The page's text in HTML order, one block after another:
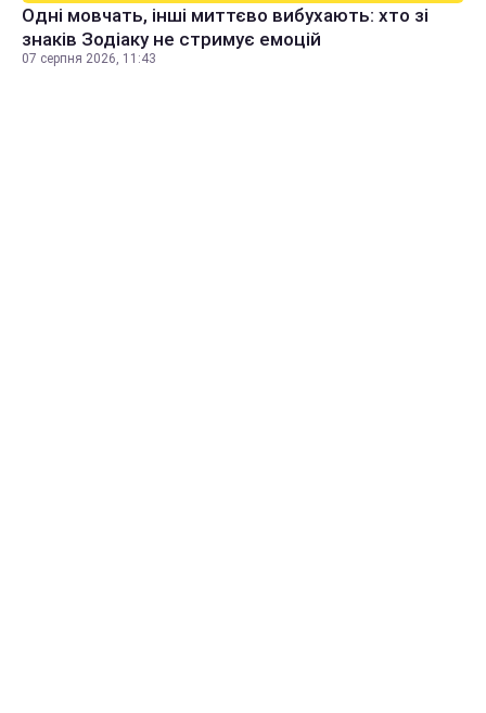
Одні мовчать, інші миттєво вибухають: хто зі
знаків Зодіаку не стримує емоцій
07 серпня 2026, 11:43